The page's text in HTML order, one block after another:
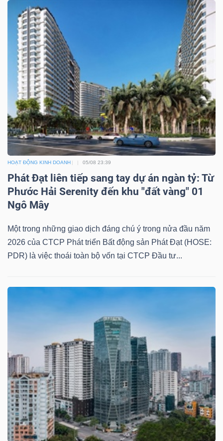
HOẠT ĐỘNG KINH DOANH 05/08 23:39
Phát Đạt liên tiếp sang tay dự án ngàn tỷ: Từ
Phước Hải Serenity đến khu "đất vàng" 01
Ngô Mây
Một trong những giao dịch đáng chú ý trong nửa đầu năm
2026 của CTCP Phát triển Bất động sản Phát Đạt (HOSE:
PDR) là việc thoái toàn bộ vốn tại CTCP Đầu tư...